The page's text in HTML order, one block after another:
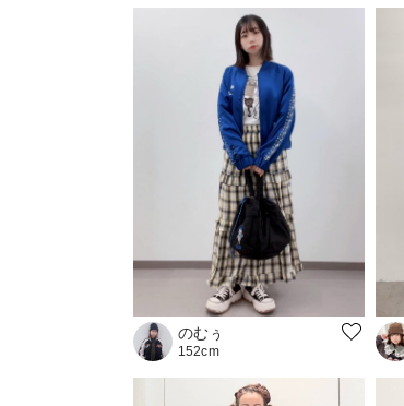
のむぅ
152cm